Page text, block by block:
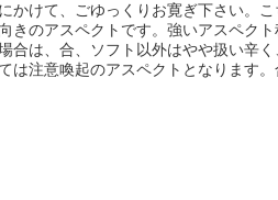
かけて、ごゆっくりお寛ぎ下さい。
きのアスペクトです。強いアスペク
合は、合、ソフト以外はやや扱い辛
は注意喚起のアスペクトとなります。